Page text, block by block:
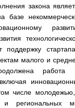
закона
базе
поддержку
малого и
работа
числе
региональных